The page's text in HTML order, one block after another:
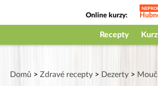
Online kurzy:
Jak na babičky
Recepty
Domů > Zdravé recepty > Dezerty >